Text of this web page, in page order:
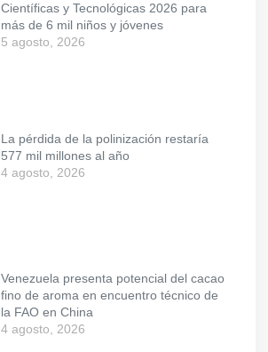
Científicas y Tecnológicas 2026 para
más de 6 mil niños y jóvenes
5 agosto, 2026
La pérdida de la polinización restaría
577 mil millones al año
4 agosto, 2026
Venezuela presenta potencial del cacao
fino de aroma en encuentro técnico de
la FAO en China
4 agosto, 2026